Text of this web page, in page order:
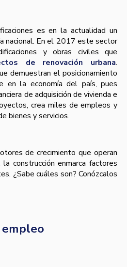
es en la actualidad un
nacional. En el 2017 este sector
y obras civiles que
de renovación urbana.
demuestran el posicionamiento
la economía del país, pues
de adquisición de vivienda e
crea miles de empleos y
bienes y servicios.
de crecimiento que operan
construcción enmarca factores
¿Sabe cuáles son? Conózcalos